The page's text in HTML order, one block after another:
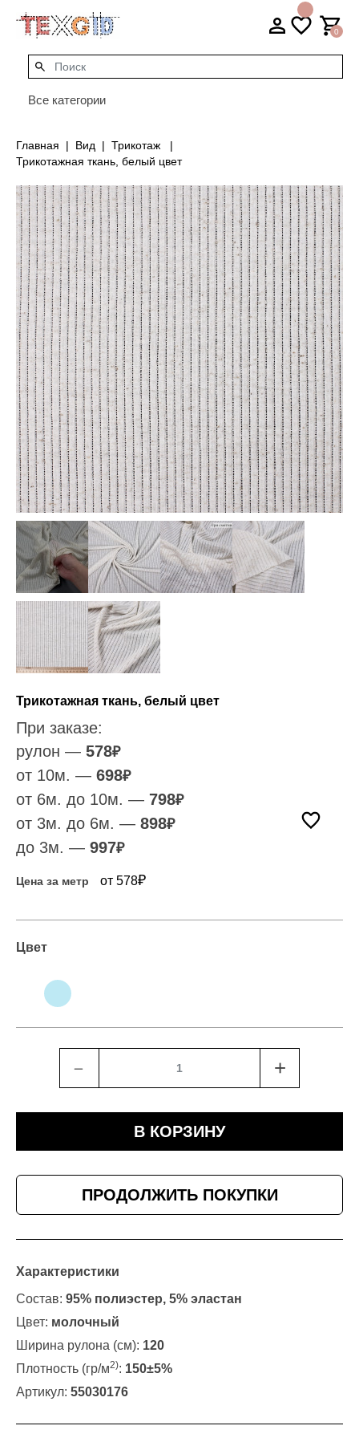
0
Все категории
Главная Вид
Трикотаж
Трикотажная ткань, белый цвет
Трикотажная ткань, белый цвет
При заказе:
рулон — 578₽
от 10м. — 698₽
от 6м. до 10м. — 798₽
от 3м. до 6м. — 898₽
до 3м. — 997₽
Цена за метр от 578₽
Цвет
﹣ +
В КОРЗИНУ
ПРОДОЛЖИТЬ ПОКУПКИ
Характеристики
Состав: 95% полиэстер, 5% эластан
Цвет: молочный
Ширина рулона (см): 120
Плотность (гр/м2): 150±5%
Артикул: 55030176